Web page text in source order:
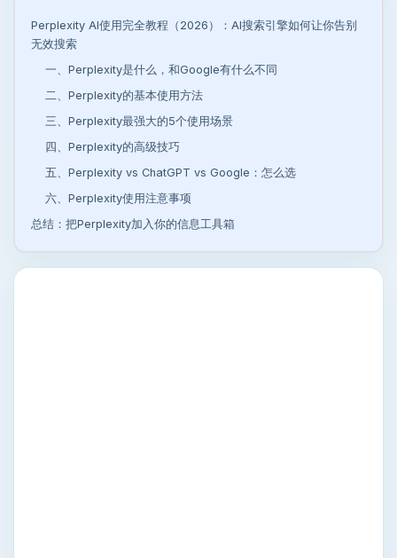
Perplexity AI使用完全教程（2026）：AI搜索引擎如何让你告别
无效搜索
一、Perplexity是什么，和Google有什么不同
二、Perplexity的基本使用方法
三、Perplexity最强大的5个使用场景
四、Perplexity的高级技巧
五、Perplexity vs ChatGPT vs Google：怎么选
六、Perplexity使用注意事项
总结：把Perplexity加入你的信息工具箱